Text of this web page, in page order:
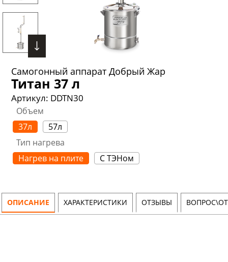
Самогонный аппарат Добрый Жар
Титан 37 л
Артикул: DDTN30
Объем
37л
57л
Тип нагрева
Нагрев на плите
С ТЭНом
ОПИСАНИЕ ХАРАКТЕРИСТИКИ ОТЗЫВЫ